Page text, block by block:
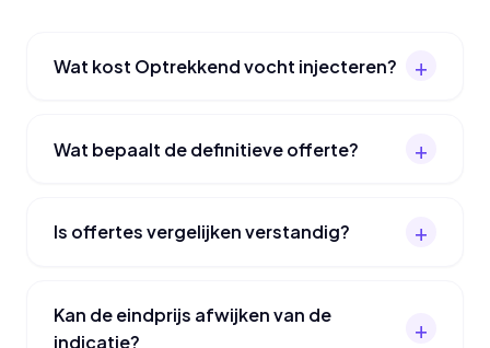
Wat kost Optrekkend vocht injecteren?
Wat bepaalt de definitieve offerte?
Is offertes vergelijken verstandig?
Kan de eindprijs afwijken van de
indicatie?